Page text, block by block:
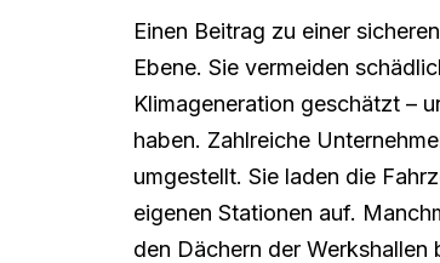
Einen Beitrag zu einer
Ebene. Sie vermeiden
Klimageneration geschätzt –
haben. Zahlreiche
umgestellt. Sie laden die
eigenen Stationen auf.
den Dächern der